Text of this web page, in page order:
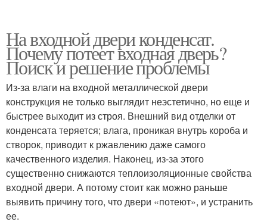
На входной двери конденсат.
Почему потеет входная дверь?
Поиск и решение проблемы
Из-за влаги на входной металлической двери
конструкция не только выглядит неэстетично, но еще и
быстрее выходит из строя. Внешний вид отделки от
конденсата теряется; влага, проникая внутрь короба и
створок, приводит к ржавлению даже самого
качественного изделия. Наконец, из-за этого
существенно снижаются теплоизоляционные свойства
входной двери. А потому стоит как можно раньше
выявить причину того, что двери «потеют», и устранить
ее.